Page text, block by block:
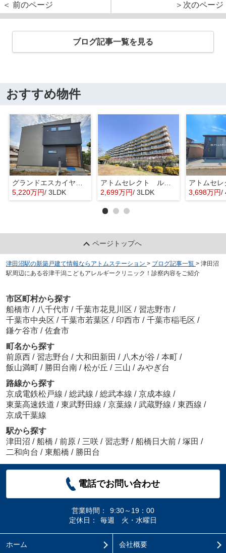
＜ 前のページ
＞次のページ
ブログ記事一覧を見る
おすすめ物件
グランドエスカイヤー二宮１丁目 ３号地
5,220万円/ 3LDK
アトムセレクト ルネ幕張 1階
2,699万円/ 3LDK 3,698万円/
ページトップへ
津田沼駅の新築戸建て情報ならアトムステーション > ブログ記事一覧 > 津田沼
駅周辺にある谷津干潟こどもアレルギークリニック！診察内容をご紹介
市区町村から探す
船橋市 / 八千代市 / 千葉市花見川区 / 習志野市 /
千葉市中央区 / 千葉市若葉区 / 印西市 / 千葉市稲毛区 /
鎌ケ谷市 / 佐倉市
町名から探す
前原西 / 習志野台 / 大和田新田 / 八木が谷 / 本町 /
飯山満町 / 勝田台南 / 松が丘 / 三山 / みやぎ台
路線から探す
京成電鉄松戸線 / 総武線 / 総武本線 / 京成本線 /
東葉高速鉄道 / 東武野田線 / 京葉線 / 武蔵野線 / 東西線 /
京成千葉線
駅から探す
津田沼 / 船橋 / 前原 / 三咲 / 習志野 / 船橋日大前 / 塚田 /
二和向台 / 東船橋 / 勝田台
電話でお問い合わせ
営業時間：
9:30～19：00
定休日：
毎週 火・水曜日
ホーム 会社概要